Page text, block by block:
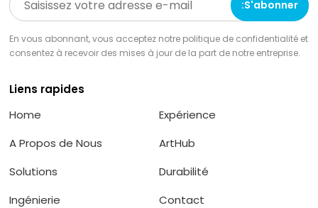
En vous abonnant, vous acceptez notre politique de confidentialité et
consentez à recevoir des mises à jour de la part de notre entreprise.
Liens rapides
Home
A Propos de Nous
Solutions
Ingénierie
Expérience
ArtHub
Durabilité
Contact